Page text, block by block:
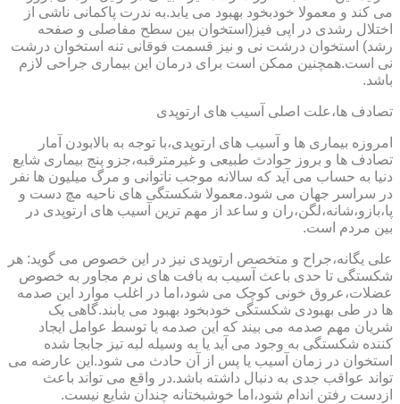
می کند و معمولا خودبخود بهبود می یابد.به ندرت پاکمانی ناشی از
اختلال رشدی در اپی فیز(استخوان بین سطح مفاصلی و صفحه
رشد) استخوان درشت نی و نیز قسمت فوقانی تنه استخوان درشت
نی است.همچنین ممکن است برای درمان این بیماری جراحی لازم
باشد.
تصادف ها،علت اصلی آسیب های ارتوپدی
امروزه بیماری ها و آسیب های ارتوپدی،با توجه به بالابودن آمار
تصادف ها و بروز حوادث طبیعی و غیرمترقبه،جزو پنج بیماری شایع
دنیا به حساب می آید که سالانه موجب ناتوانی و مرگ میلیون ها نفر
در سراسر جهان می شود.معمولا شکستگی های ناحیه مچ دست و
پا،بازو،شانه،لگن،ران و ساعد از مهم ترین آسیب های ارتوپدی در
بین مردم است.
علی یگانه،جراح و متخصص ارتوپدی نیز در این خصوص می گوید: هر
شکستگی تا حدی باعث آسیب به بافت های نرم مجاور به خصوص
عضلات،عروق خونی کوچک می شود،اما در اغلب موارد این صدمه
ها در طی بهبودی شکستگی خودبخود بهبود می یابند.گاهی یک
شریان مهم صدمه می بیند که این صدمه یا توسط عوامل ایجاد
کننده شکستگی به وجود می آید یا به وسیله لبه تیز جابجا شده
استخوان در زمان آسیب یا پس از آن حادث می شود.این عارضه می
تواند عواقب جدی به دنبال داشته باشد.در واقع می تواند باعث
ازدست رفتن اندام شود،اما خوشبختانه چندان شایع نیست.